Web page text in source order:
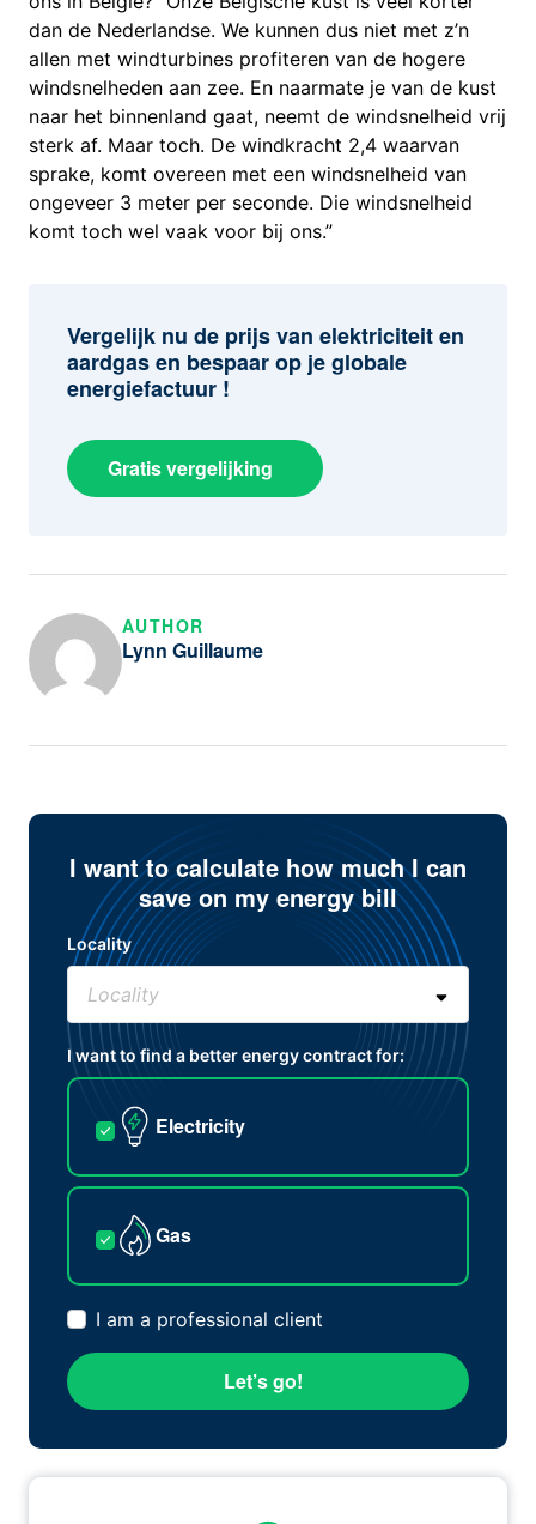
dan de Nederlandse. We kunnen dus niet met z’n
allen met windturbines profiteren van de hogere
windsnelheden aan zee. En naarmate je van de kust
naar het binnenland gaat, neemt de windsnelheid vrij
sterk af. Maar toch. De windkracht 2,4 waarvan
sprake, komt overeen met een windsnelheid van
ongeveer 3 meter per seconde. Die windsnelheid
komt toch wel vaak voor bij ons.”
Vergelijk nu de prijs van elektriciteit en
aardgas en bespaar op je globale
energiefactuur !
Gratis vergelijking
AUTHOR
Lynn Guillaume
I want to calculate how much I can
save on my energy bill
Locality
I want to find a better energy contract for:
Electricity
Gas
I am a professional client
Let’s go!